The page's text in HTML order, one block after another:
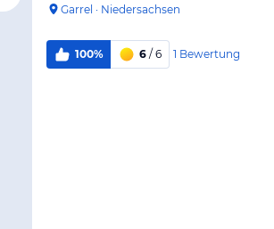
Garrel · Niedersachsen
100% 6 / 6 1 Bewertung